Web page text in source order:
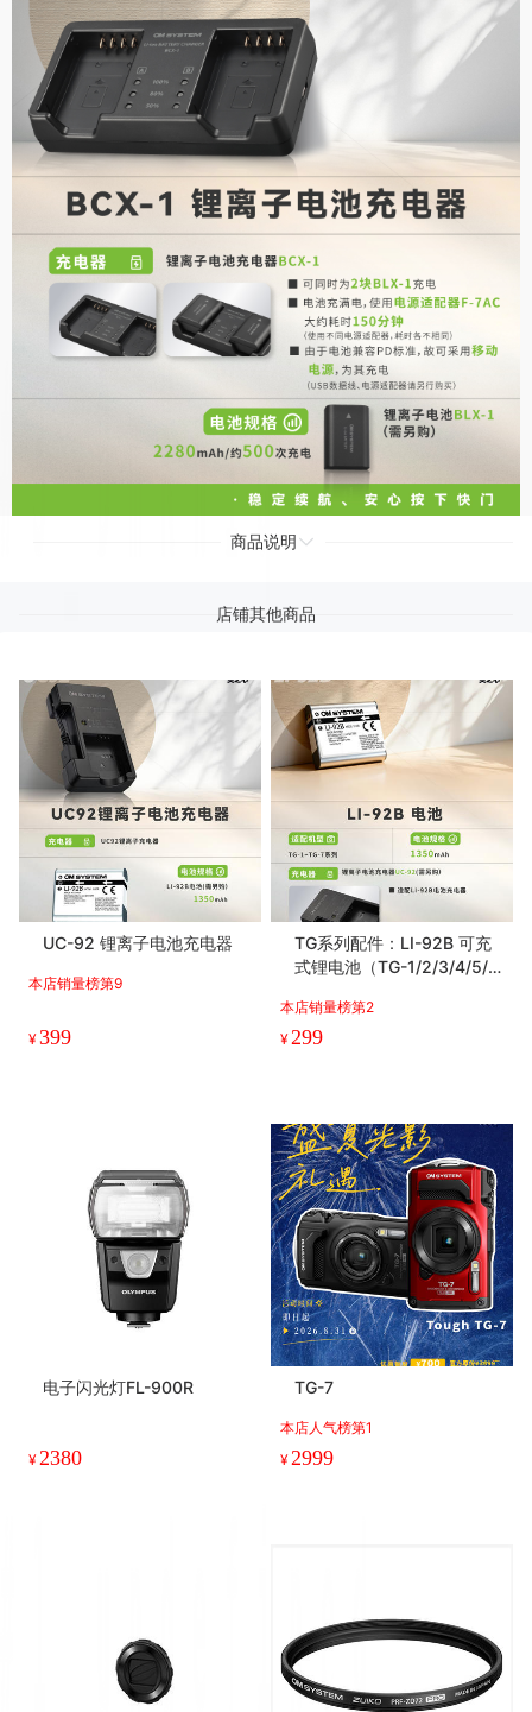
商品说明
店铺其他商品
UC-92 锂离子电池充电器
本店销量榜第9
¥399
TG系列配件：LI-92B 可充
式锂电池（TG-1/2/3/4/5/
-2用）
本店销量榜第2
¥ 299
电子闪光灯FL-900R
¥ 2380
TG-7
本店人气榜第1
¥ 2999